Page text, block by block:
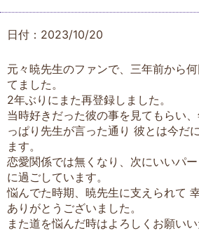
日付：2023/10/20
元々暁先生のファンで、三年前から
てました。
2年ぶりにまた再登録しました。
当時好きだった彼の事を見てもらい
っぱり先生が言った通り 彼とは今だ
ます。
恋愛関係では無くなり、次にいいパ
に過ごしています。
悩んでた時期、暁先生に支えられて
ありがとうございました。
また道を悩んだ時はよろしくお願い